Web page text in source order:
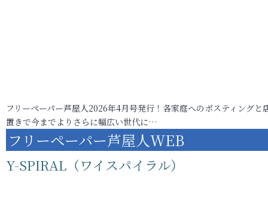
フリーペーパー芦屋人2026年4月号発行！各家庭へのポスティングと
置きで今までよりさらに幅広い世代に…
フリーペーパー芦屋人WEB
Y-SPIRAL（ワイスパイラル）